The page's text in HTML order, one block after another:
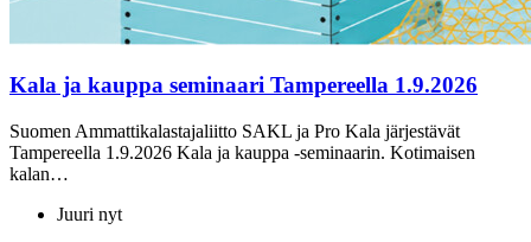
Kala ja kauppa seminaari Tampereella 1.9.2026
Suomen Ammattikalastajaliitto SAKL ja Pro Kala järjestävät
Tampereella 1.9.2026 Kala ja kauppa -seminaarin. Kotimaisen
kalan…
Juuri nyt